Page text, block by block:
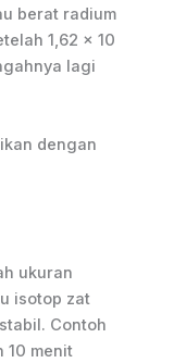
berat radium
1,62 x 10
lagi
dengan
ukuran
isotop zat
Contoh
10 menit